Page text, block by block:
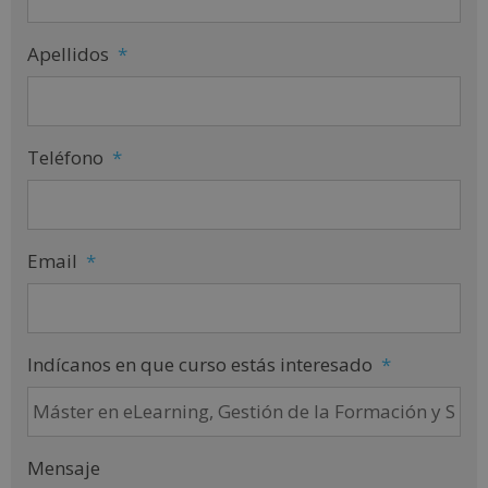
Apellidos *
Teléfono *
Email *
Indícanos en que curso estás interesado *
Mensaje